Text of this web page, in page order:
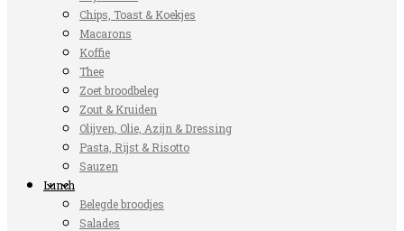
Chips, Toast & Koekjes
Macarons
Koffie
Thee
Zoet broodbeleg
Zout & Kruiden
Olijven, Olie, Azijn & Dressing
Pasta, Rijst & Risotto
Sauzen
Lunch
Belegde broodjes
Salades